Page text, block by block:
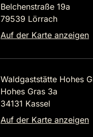
Belchenstraße 19a
79539 Lörrach
Auf der Karte anzeigen
Waldgaststätte Hohes
Hohes Gras 3a
34131 Kassel
Auf der Karte anzeigen